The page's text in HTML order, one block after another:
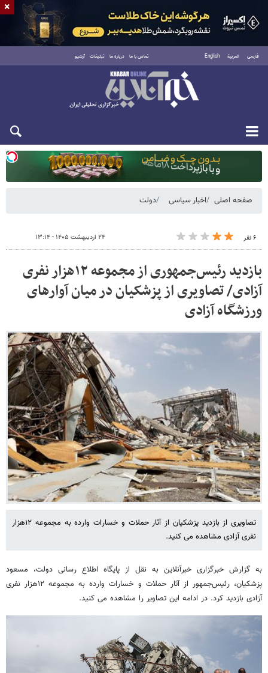
فارسی العربية English تماس با ما درباره ما تبلیغات آرشیو
دوشنبه ۱۹ مرداد ۱۴۰۵
صفحه اصلی اخبار سیاسی دولت
۶ نفر ۲۴ اردیبهشت ۱۴۰۵ - ۱۳:۱۴
بازدید رئیس‌جمهوری از مجموعه ۱۲هزار نفری
آزادی/ تصاویری از پزشکیان در میان آوارهای
ورزشگاه آزادی
تصاویری از بازدید پزشکیان از آثار حملات و خسارات وارده به مجموعه ۱۲هزار
نفری آزادی مشاهده می کنید.
به گزارش خبرگزاری خبرآنلاین به نقل از پایگاه اطلاع رسانی دولت، مسعود
پزشکیان، رئیس‌جمهور از آثار حملات و خسارات وارده به مجموعه ۱۲هزار نفری
آزادی بازدید کرد. در ادامه این تصاویر را مشاهده می کنید.
×